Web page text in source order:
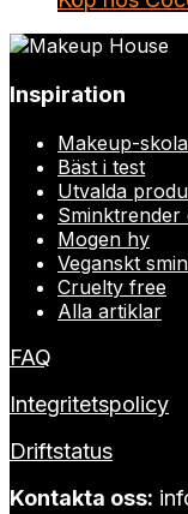
Inspiration
Makeup-
Bäst i test
Utvalda
Mogen hy
Veganskt
Cruelty free
Alla artiklar
FAQ
Integritetspolicy
Driftstatus
Kontakta oss: